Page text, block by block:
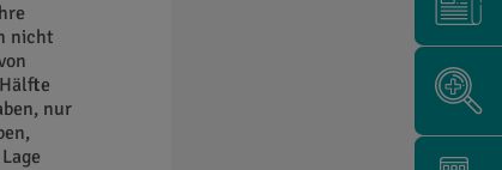
nicht
nur